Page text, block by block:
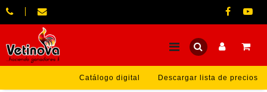
Catálogo digital Descargar lista de precios